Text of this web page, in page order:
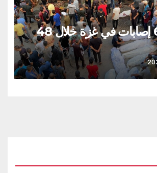
شهيدان و6 إصابات في غزة خلال 48